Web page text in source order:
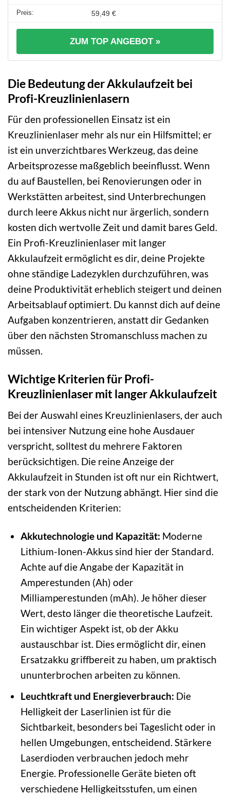
59,49 €
ZUM TOP ANGEBOT »
Die Bedeutung der Akkulaufzeit bei
Profi-Kreuzlinienlasern
Für den professionellen Einsatz ist ein
Kreuzlinienlaser mehr als nur ein Hilfsmittel; er
ist ein unverzichtbares Werkzeug, das deine
Arbeitsprozesse maßgeblich beeinflusst. Wenn
du auf Baustellen, bei Renovierungen oder in
Werkstätten arbeitest, sind Unterbrechungen
durch leere Akkus nicht nur ärgerlich, sondern
kosten dich wertvolle Zeit und damit bares Geld.
Ein Profi-Kreuzlinienlaser mit langer
Akkulaufzeit ermöglicht es dir, deine Projekte
ohne ständige Ladezyklen durchzuführen, was
deine Produktivität erheblich steigert und deinen
Arbeitsablauf optimiert. Du kannst dich auf deine
Aufgaben konzentrieren, anstatt dir Gedanken
über den nächsten Stromanschluss machen zu
müssen.
Wichtige Kriterien für Profi-
Kreuzlinienlaser mit langer Akkulaufzeit
Bei der Auswahl eines Kreuzlinienlasers, der auch
bei intensiver Nutzung eine hohe Ausdauer
verspricht, solltest du mehrere Faktoren
berücksichtigen. Die reine Anzeige der
Akkulaufzeit in Stunden ist oft nur ein Richtwert,
der stark von der Nutzung abhängt. Hier sind die
entscheidenden Kriterien:
Akkutechnologie und Kapazität: Moderne
Lithium-Ionen-Akkus sind hier der Standard.
Achte auf die Angabe der Kapazität in
Amperestunden (Ah) oder
Milliamperestunden (mAh). Je höher dieser
Wert, desto länger die theoretische Laufzeit.
Ein wichtiger Aspekt ist, ob der Akku
austauschbar ist. Dies ermöglicht dir, einen
Ersatzakku griffbereit zu haben, um praktisch
ununterbrochen arbeiten zu können.
Leuchtkraft und Energieverbrauch: Die
Helligkeit der Laserlinien ist für die
Sichtbarkeit, besonders bei Tageslicht oder in
hellen Umgebungen, entscheidend. Stärkere
Laserdioden verbrauchen jedoch mehr
Energie. Professionelle Geräte bieten oft
verschiedene Helligkeitsstufen, um einen